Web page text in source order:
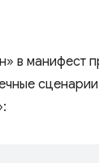
в манифест